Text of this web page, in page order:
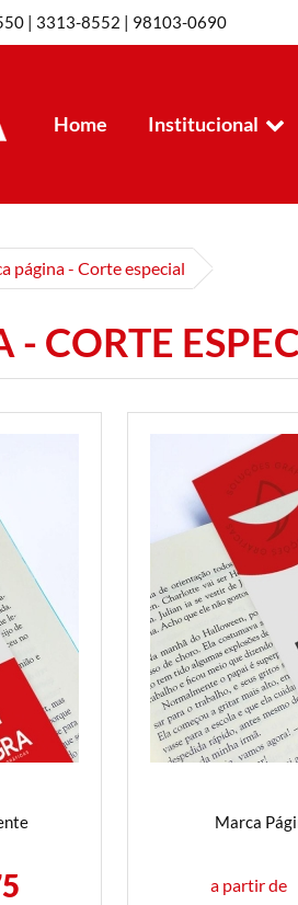
| 3313-8552 | 98103-0690
Home Institucional
Receituário
Wobbler
página - Corte especial
CORTE
Marca
a partir de